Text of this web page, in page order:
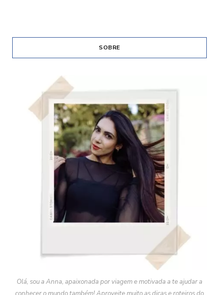
SOBRE
Olá, sou a Anna, apaixonada por viagem e motivada a te ajudar a